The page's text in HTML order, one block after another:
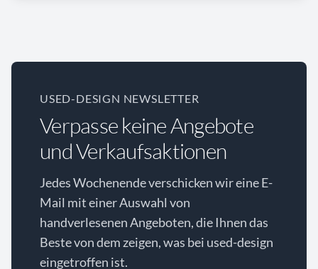
USED-DESIGN NEWSLETTER
Verpasse keine Angebote
und Verkaufsaktionen
Jedes Wochenende verschicken wir eine E-
Mail mit einer Auswahl von
handverlesenen Angeboten, die Ihnen das
Beste von dem zeigen, was bei used-design
eingetroffen ist.